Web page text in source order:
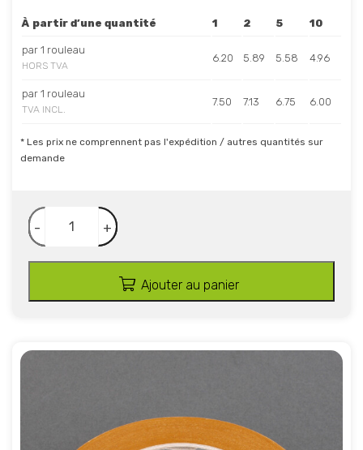
À partir d’une quantité 1 2 5 10
par 1 rouleau
HORS TVA
6.20 5.89 5.58 4.96
par 1 rouleau
TVA INCL.
7.50 7.13 6.75 6.00
* Les prix ne comprennent pas l'expédition / autres quantités sur
demande
- +
Ajouter au panier